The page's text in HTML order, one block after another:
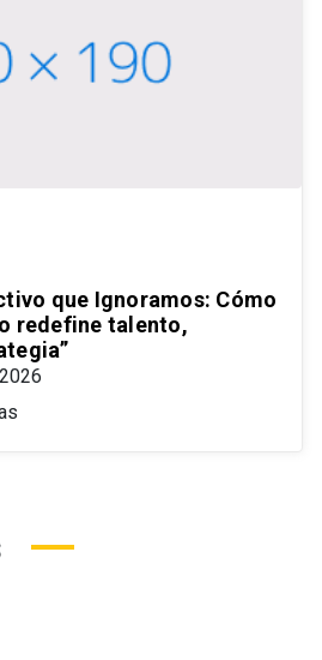
que Ignoramos: Cómo
redefine talento,